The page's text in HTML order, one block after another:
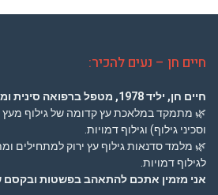
חיים חן – נעים להכיר:
חיים חן, יליד 1978, מטפל ברפואה סינית
🌿 מתמקד במלאכת עץ קדומה של גילוף מעץ
וסכיני גילוף) וגילוף דמויות.
🌿 מלמד סדנאות גילוף עץ ירוק למתחילים
לגילוף דמויות.
אני מזמין אתכם להתאהב בפשטות ובקסם